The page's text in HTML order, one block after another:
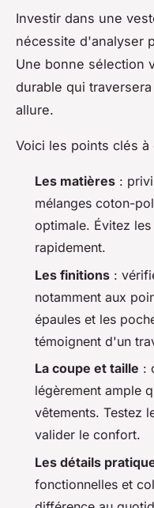
Investir dans une
nécessite d'analyser
Une bonne sélection
durable qui
allure.
Voici les points clés à
Les matières :
mélanges coton-
optimale. Évitez
rapidement.
Les finitions :
notamment aux
épaules et les
témoignent d'un
La coupe et taille :
légèrement ample
vêtements. Testez
valider le confort.
Les détails
fonctionnelles et